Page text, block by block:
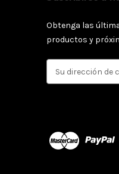
Obtenga las
productos y